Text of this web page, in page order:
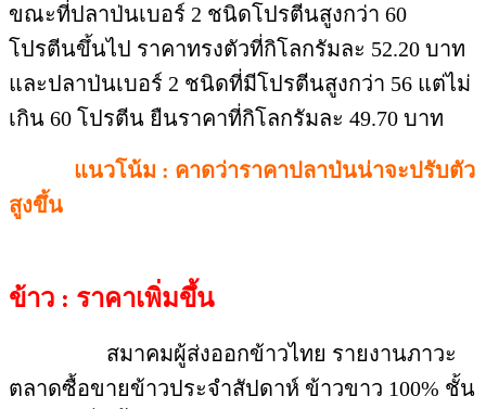
ขณะที่ปลาป่นเบอร์ 2 ชนิดโปรตีนสูงกว่า 60
โปรตีนขึ้นไป ราคาทรงตัวที่กิโลกรัมละ 52.20 บาท
และปลาป่นเบอร์ 2 ชนิดที่มีโปรตีนสูงกว่า 56 แต่ไม่
เกิน 60 โปรตีน ยืนราคาที่กิโลกรัมละ 49.70 บาท
แนวโน้ม : คาดว่าราคาปลาป่นน่าจะปรับตัว
สูงขึ้น
ข้าว : ราคาเพิ่มขึ้น
สมาคมผู้ส่งออกข้าวไทย รายงานภาวะ
ตลาดซื้อขายข้าวประจำสัปดาห์ ข้าวขาว 100% ชั้น